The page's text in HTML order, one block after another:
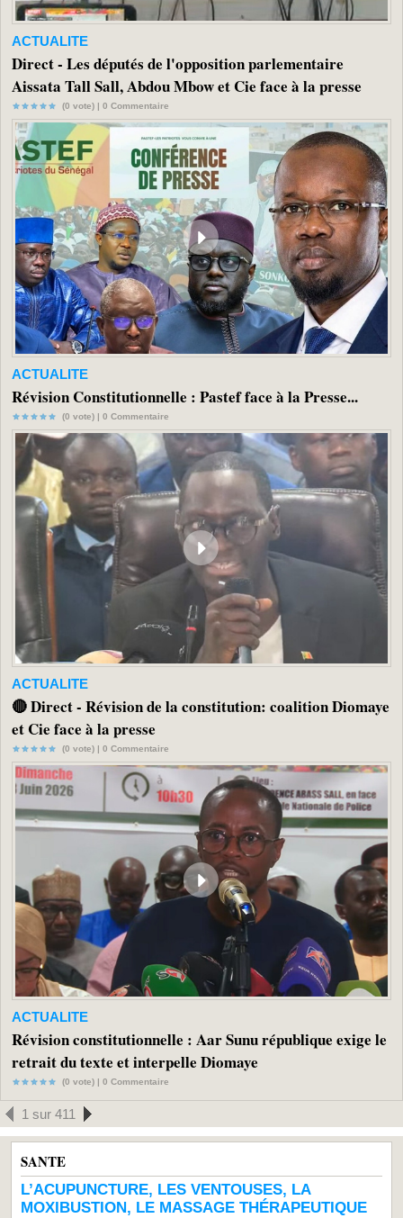
ACTUALITE
Direct - Les députés de l'opposition parlementaire
Aissata Tall Sall, Abdou Mbow et Cie face à la presse
(0 vote) | 0 Commentaire
ACTUALITE
Révision Constitutionnelle : Pastef face à la Presse...
(0 vote) | 0 Commentaire
ACTUALITE
🔴 Direct - Révision de la constitution: coalition Diomaye
et Cie face à la presse
(0 vote) | 0 Commentaire
ACTUALITE
Révision constitutionnelle : Aar Sunu république exige le
retrait du texte et interpelle Diomaye
(0 vote) | 0 Commentaire
1 sur 411
SANTE
L’ACUPUNCTURE, LES VENTOUSES, LA
MOXIBUSTION, LE MASSAGE THÉRAPEUTIQUE